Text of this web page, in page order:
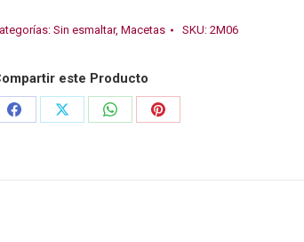
Sin esmaltar, Macetas SKU: 2M06
este Producto
Share
Share
Share
Share